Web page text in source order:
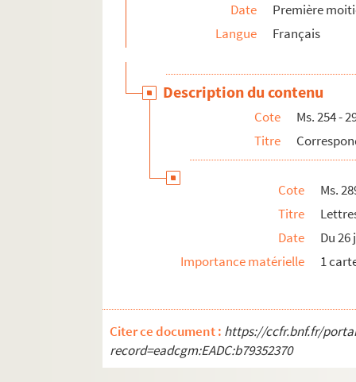
Ms. 318. André Beau, « Comtes de Périgord et
Ms. 319 - Ms. 327. Manuscrits de Maxime
Ms. 328. Chambre consultative des arts et
Ms. 329. Jules de Voris, « Poésies » : autographe
Ms. 330. Eugène Sallé, « Une issoldunoise
Ms. 331. Notices biographiques de
Ms. 332. Charles Salzé, « Echos de rêveries,
Ms. 333. Marie-Claude : poèmes autographes
Ms. 334 - 347. Fonds George Sand - Georges
Ms. 350. Raoul Coutant, recueil de poèmes
Ms. 351. Raoul Coutant, « Les contes du
Date
Première
Langue
Français
Description du contenu
Cote
Ms. 254 -
Titre
Cote
Ms.
Titre
Date
Du 26
Importance matérielle
1
Citer ce document : https://ccfr.bnf.fr/
record=eadcgm:EADC:b79352370